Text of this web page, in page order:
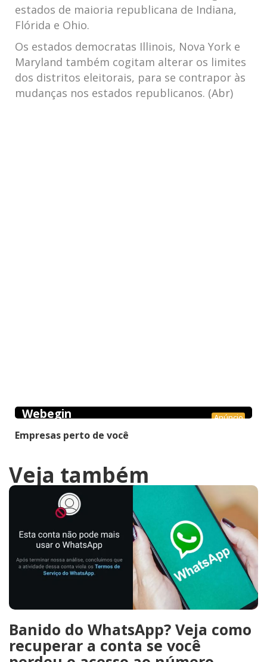
estados de maioria republicana de Indiana,
Flórida e Ohio.
Os estados democratas Illinois, Nova York e
Maryland também cogitam alterar os limites
dos distritos eleitorais, para se contrapor às
mudanças nos estados republicanos. (Abr)
Anúncio
Webegin
Empresas perto de você
Veja também
Banido do WhatsApp? Veja como
recuperar a conta se você